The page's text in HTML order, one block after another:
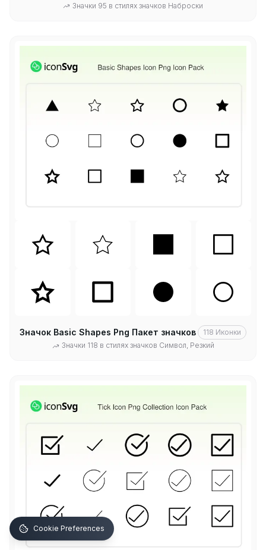
Значки 95 в стилях значков Наброски
Значок Basic Shapes Png Пакет значков 118 Иконки
Значки 118 в стилях значков Символ, Резкий
Cookie Preferences